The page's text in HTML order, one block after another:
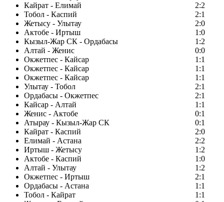
Кайрат - Елимай
2:2
Тобол - Каспий
2:1
Жетысу - Улытау
2:0
Актобе - Иртыш
1:0
Кызыл-Жар СК - Ордабасы
1:2
Алтай - Женис
0:0
Окжетпес - Кайсар
1:1
Окжетпес - Кайсар
1:1
Окжетпес - Кайсар
1:1
Улытау - Тобол
2:1
Ордабасы - Окжетпес
2:1
Кайсар - Алтай
1:1
Женис - Актобе
0:1
Атырау - Кызыл-Жар СК
0:1
Кайрат - Каспий
2:0
Елимай - Астана
2:2
Иртыш - Жетысу
1:2
Актобе - Каспий
1:0
Алтай - Улытау
1:2
Окжетпес - Иртыш
2:1
Ордабасы - Астана
1:1
Тобол - Кайрат
1:1